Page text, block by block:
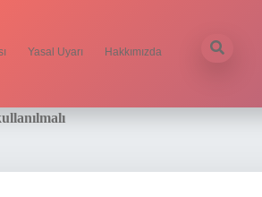
Yasal Uyarı Hakkımızda